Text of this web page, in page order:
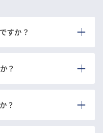
すか？
？
？